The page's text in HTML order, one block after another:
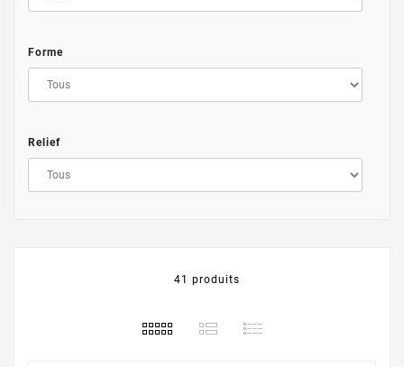
Forme
Relief
41 produits